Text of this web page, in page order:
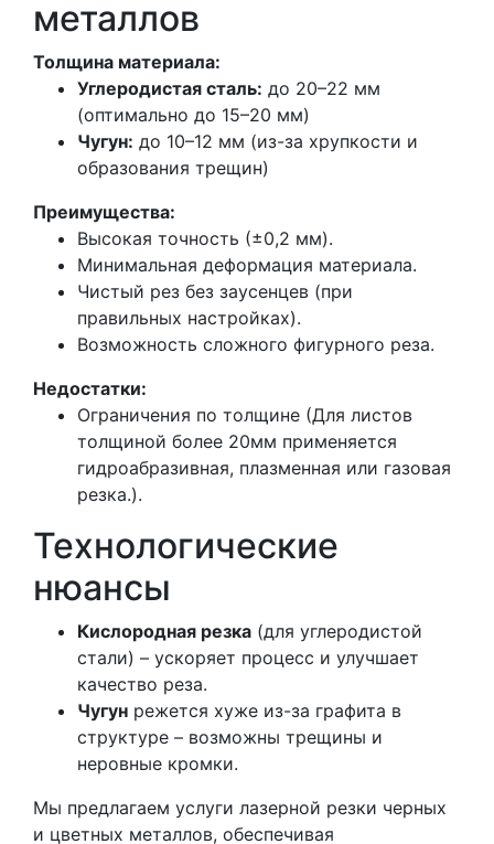
металлов
Толщина материала:
Углеродистая сталь: до 20–22 мм
(оптимально до 15–20 мм)
Чугун: до 10–12 мм (из-за хрупкости и
образования трещин)
Преимущества:
Высокая точность (±0,2 мм).
Минимальная деформация материала.
Чистый рез без заусенцев (при
правильных настройках).
Возможность сложного фигурного реза.
Недостатки:
Ограничения по толщине (Для листов
толщиной более 20мм применяется
гидроабразивная, плазменная или газовая
резка.).
Технологические
нюансы
Кислородная резка (для углеродистой
стали) – ускоряет процесс и улучшает
качество реза.
Чугун режется хуже из-за графита в
структуре – возможны трещины и
неровные кромки.
Мы предлагаем услуги лазерной резки черных
и цветных металлов, обеспечивая